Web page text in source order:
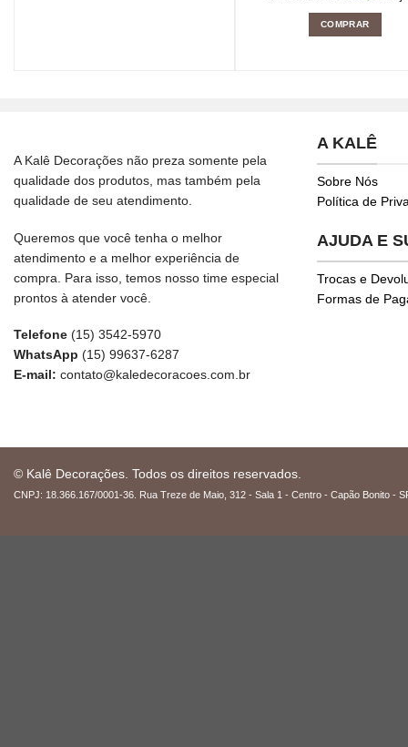
COMPRAR
A Kalê Decorações não preza somente pela
qualidade dos produtos, mas também pela
qualidade de seu atendimento.
Queremos que você tenha o melhor
atendimento e a melhor experiência de
compra. Para isso, temos nosso time especial
prontos à atender você.
Telefone (15) 3542-5970
WhatsApp (15) 99637-6287
E-mail: contato@kaledecoracoes.com.br
A KALÊ
Sobre Nós
Política de
AJUDA E
Trocas e
Formas de
© Kalê Decorações. Todos os direitos reservados.
CNPJ: 18.366.167/0001-36. Rua Treze de Maio, 312 - Sala 1 - Centro - Capão Bonito -